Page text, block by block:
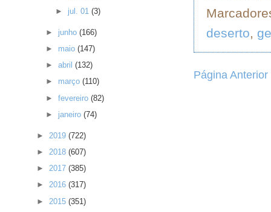
deserto,
Página Anterior
► jul. 01 (3)
► junho(166)
► maio(147)
►abril(132)
► março(110)
►fevereiro(82)
► janeiro(74)
► 2019 (722)
► 2018 (607)
► 2017 (385)
► 2016 (317)
► 2015 (351)